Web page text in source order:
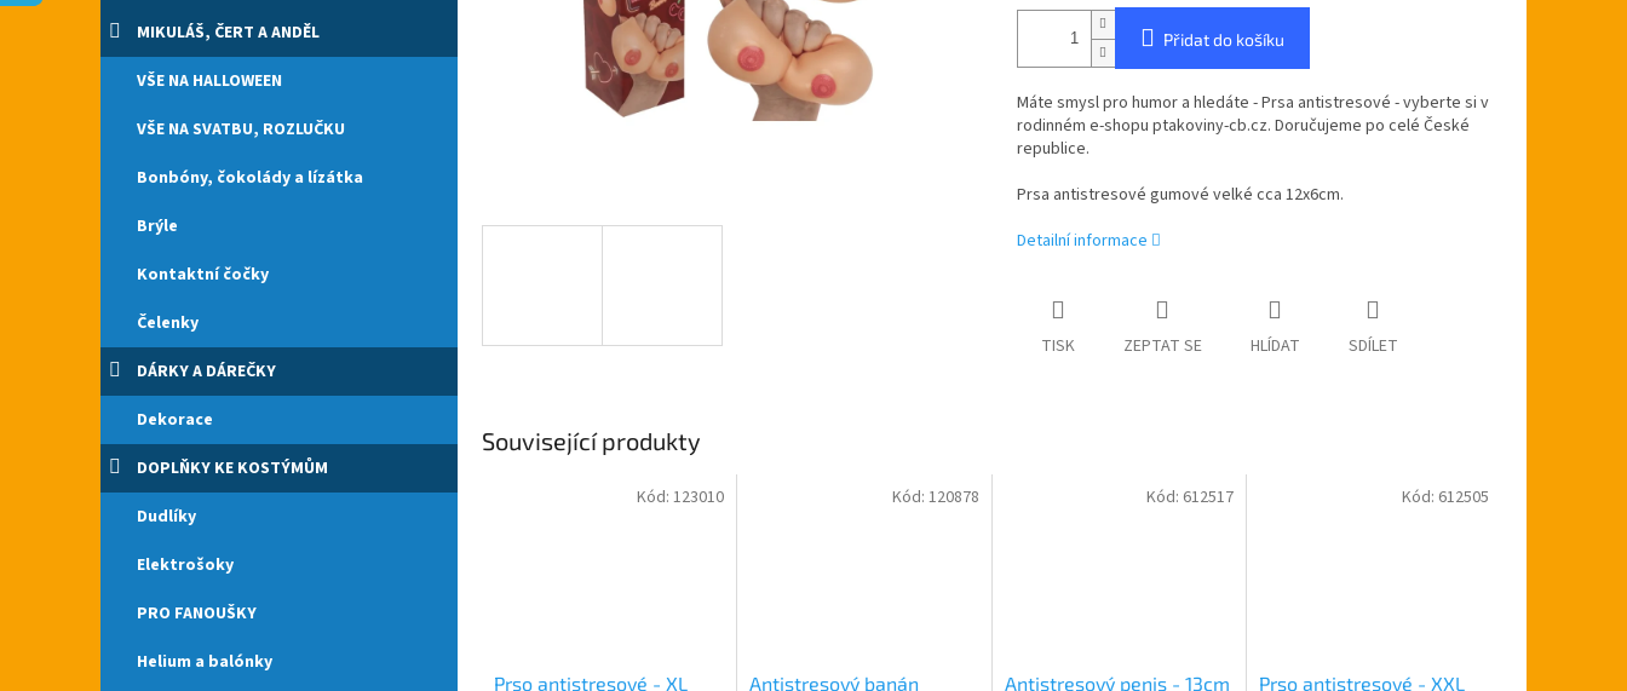
e
l
MIKULÁŠ, ČERT A ANDĚL
VŠE NA HALLOWEEN
VŠE NA SVATBU, ROZLUČKU
Bonbóny, čokolády a lízátka
Brýle
Kontaktní čočky
Čelenky
DÁRKY A DÁREČKY
Dekorace
DOPLŇKY KE KOSTÝMŮM
Dudlíky
Elektrošoky
PRO FANOUŠKY
Helium a balónky
Přidat do košíku
Máte smysl pro humor a hledáte - Prsa antistresové - vyberte si v
rodinném e-shopu ptakoviny-cb.cz. Doručujeme po celé České
republice.
Prsa antistresové gumové velké cca 12x6cm.
Detailní informace
TISK ZEPTAT SE HLÍDAT SDÍLET
Související produkty
Prso antistresové - XL
Kód: 123010
Antistresový banán
Kód: 120878
Antistresový penis - 13cm
Kód: 612517
Prso antistresové - XXL
Kód: 612505